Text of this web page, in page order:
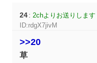
24 :2chよりお送りします
ID:rdgX7jivM
>>20
草